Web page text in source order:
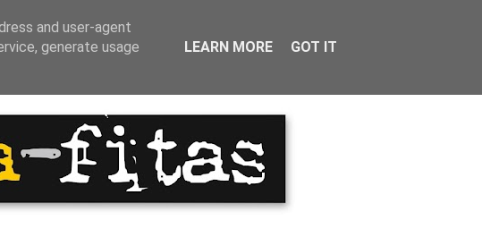
and user-agent
generate usage
LEARN MORE GOT IT